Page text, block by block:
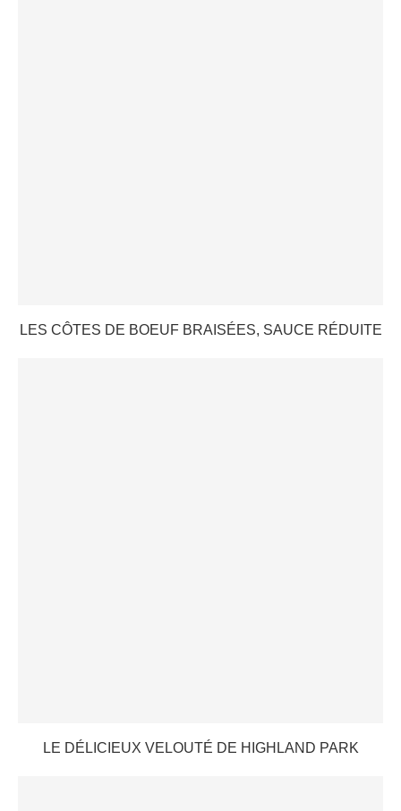
LES CÔTES DE BOEUF BRAISÉES, SAUCE RÉDUITE
LE DÉLICIEUX VELOUTÉ DE HIGHLAND PARK